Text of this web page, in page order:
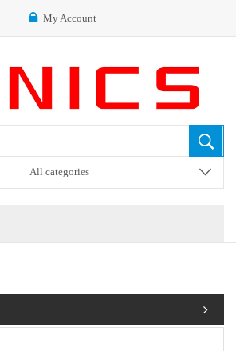
My Account
All categories